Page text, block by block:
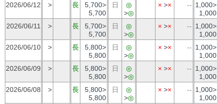
2026/06/12
> 長
5,700>
5,700
日
◎
>◎
× >× -- 1,000>
1,000
2026/06/11
> 長
5,700>
5,700
日
◎
>◎
× >× -- 1,000>
1,000
2026/06/10
> 長
5,800>
5,800
日
◎
>◎
× >× -- 1,000>
1,000
2026/06/09
> 長
5,800>
5,800
日
◎
>◎
× >× -- 1,000>
1,000
2026/06/08
> 長
5,800>
5,800
日
◎
>◎
× >× -- 1,000>
1,000